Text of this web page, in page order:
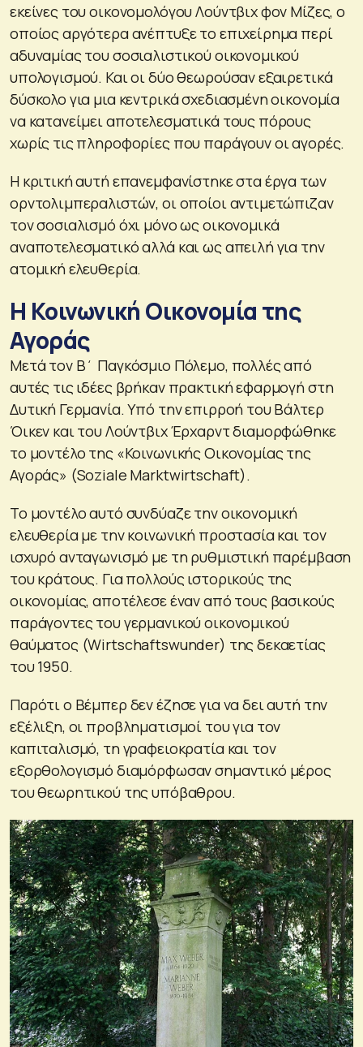
εκείνες του οικονομολόγου Λούντβιχ φον Μίζες, ο
οποίος αργότερα ανέπτυξε το επιχείρημα περί
αδυναμίας του σοσιαλιστικού οικονομικού
υπολογισμού. Και οι δύο θεωρούσαν εξαιρετικά
δύσκολο για μια κεντρικά σχεδιασμένη οικονομία
να κατανείμει αποτελεσματικά τους πόρους
χωρίς τις πληροφορίες που παράγουν οι αγορές.
Η κριτική αυτή επανεμφανίστηκε στα έργα των
ορντολιμπεραλιστών, οι οποίοι αντιμετώπιζαν
τον σοσιαλισμό όχι μόνο ως οικονομικά
αναποτελεσματικό αλλά και ως απειλή για την
ατομική ελευθερία.
Η Κοινωνική Οικονομία της
Αγοράς
Μετά τον Β΄ Παγκόσμιο Πόλεμο, πολλές από
αυτές τις ιδέες βρήκαν πρακτική εφαρμογή στη
Δυτική Γερμανία. Υπό την επιρροή του Βάλτερ
Όικεν και του Λούντβιχ Έρχαρντ διαμορφώθηκε
το μοντέλο της «Κοινωνικής Οικονομίας της
Αγοράς» (Soziale Marktwirtschaft).
Το μοντέλο αυτό συνδύαζε την οικονομική
ελευθερία με την κοινωνική προστασία και τον
ισχυρό ανταγωνισμό με τη ρυθμιστική παρέμβαση
του κράτους. Για πολλούς ιστορικούς της
οικονομίας, αποτέλεσε έναν από τους βασικούς
παράγοντες του γερμανικού οικονομικού
θαύματος (Wirtschaftswunder) της δεκαετίας
του 1950.
Παρότι ο Βέμπερ δεν έζησε για να δει αυτή την
εξέλιξη, οι προβληματισμοί του για τον
καπιταλισμό, τη γραφειοκρατία και τον
εξορθολογισμό διαμόρφωσαν σημαντικό μέρος
του θεωρητικού της υπόβαθρου.